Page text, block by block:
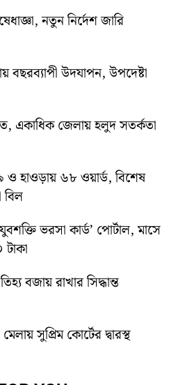
নতুন নির্দেশ জারি
বছরব্যাপী উদযাপন, উপদেষ্টা
একাধিক জেলায় হলুদ সতর্কতা
ও হাওড়ায় ৬৮ ওয়ার্ড, বিশেষ
ভরসা কার্ড’ পোর্টাল, মাসে
বজায় রাখার সিদ্ধান্ত
সুপ্রিম কোর্টের দ্বারস্থ